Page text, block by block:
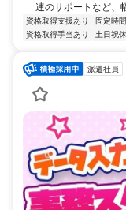
連のサポートなど、
資格取得支援あり 固定時
資格取得手当あり
土日祝
派遣社員